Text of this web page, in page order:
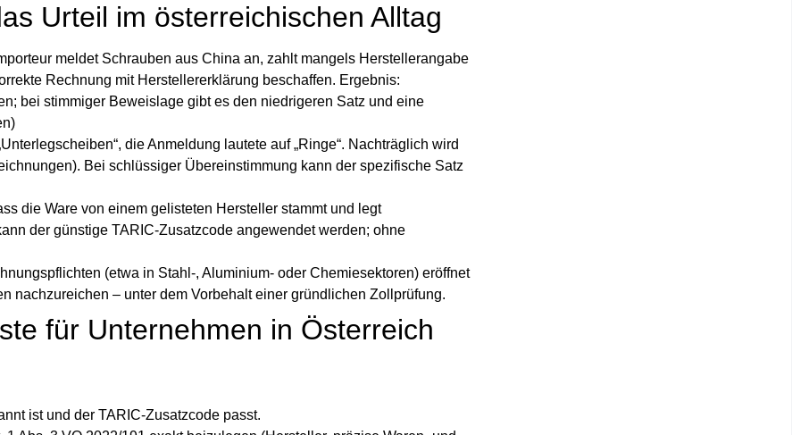
Urteil im österreichischen Alltag
meldet Schrauben aus China an, zahlt mangels Herstellerangabe
Rechnung mit Herstellererklärung beschaffen. Ergebnis:
bei stimmiger Beweislage gibt es den niedrigeren Satz und eine
die Anmeldung lautete auf „Ringe“. Nachträglich wird
Bei schlüssiger Übereinstimmung kann der spezifische Satz
die Ware von einem gelisteten Hersteller stammt und legt
der günstige TARIC‑Zusatzcode angewendet werden; ohne
(etwa in Stahl‑, Aluminium‑ oder Chemiesektoren) eröffnet
nachzureichen – unter dem Vorbehalt einer gründlichen Zollprüfung.
für Unternehmen in Österreich
ist und der TARIC‑Zusatzcode passt.